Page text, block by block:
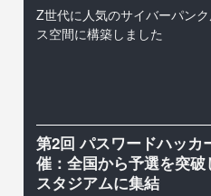
Z世代に人気のサイバーパン
ス空間に構築しました
第2回 パスワードハッカ
催：全国から予選を突
スタジアムに集結